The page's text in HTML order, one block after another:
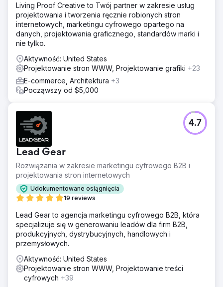
Living Proof Creative to Twój partner w zakresie usług
projektowania i tworzenia ręcznie robionych stron
internetowych, marketingu cyfrowego opartego na
danych, projektowania graficznego, standardów marki i
nie tylko.
Aktywność: United States
Projektowanie stron WWW, Projektowanie grafiki +23
E-commerce, Architektura +3
Począwszy od $5,000
Lead Gear
Rozwiązania w zakresie marketingu cyfrowego B2B i
projektowania stron internetowych
Udokumentowane osiągnięcia
19 reviews
4.7
Lead Gear to agencja marketingu cyfrowego B2B, która
specjalizuje się w generowaniu leadów dla firm B2B,
produkcyjnych, dystrybucyjnych, handlowych i
przemysłowych.
Aktywność: United States
Projektowanie stron WWW, Projektowanie treści
cyfrowych +39